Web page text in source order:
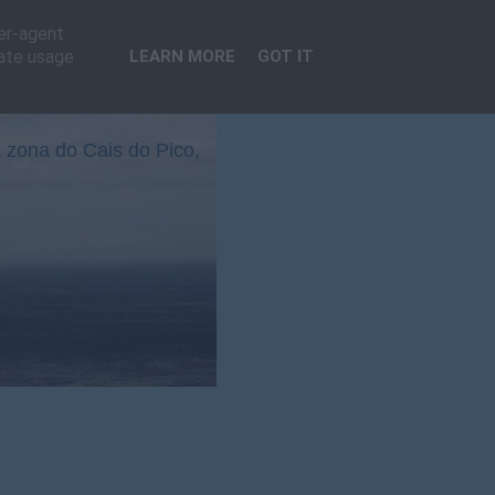
do Cais do Pico,
agent
usage
LEARN MORE GOT IT